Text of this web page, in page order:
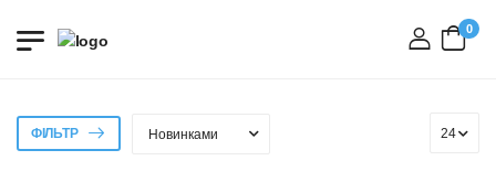
вхід
0
ФІЛЬТР